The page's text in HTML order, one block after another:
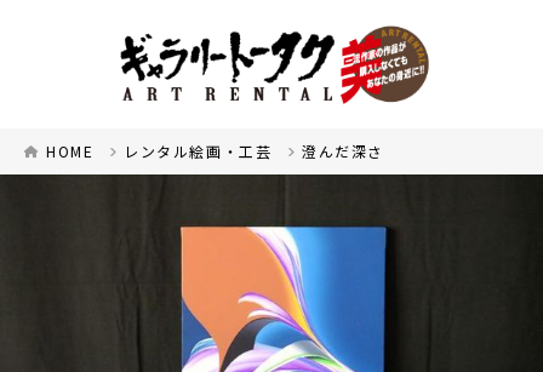
HOME レンタル絵画・工芸 澄んだ深さ